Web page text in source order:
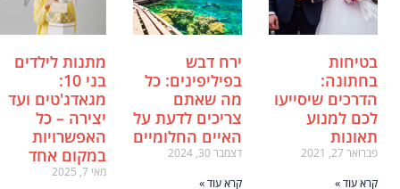
בטיחות
בחתונה:
הדרכים שיסייעו
לכם למנוע
תאונות
פברואר 27, 2021
קרא עוד »
ירח דבש
בפיליפינים: כל
מה שאתם
צריכים לדעת על
האיים החלומיים
דצמבר 30, 2024
קרא עוד »
מתנות לילדים
בני 10:
מגאדג'טים ועד
יצירה – כל
האפשרויות
במקום אחד
מאי 7, 2025